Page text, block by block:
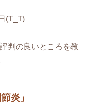
(T_T)
判の良いところを教
炎」